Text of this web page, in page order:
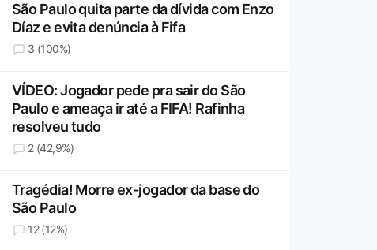
São Paulo quita parte da dívida com Enzo
Díaz e evita denúncia à Fifa
3 (100%)
VÍDEO: Jogador pede pra sair do São
Paulo e ameaça ir até a FIFA! Rafinha
resolveu tudo
2 (42,9%)
Tragédia! Morre ex-jogador da base do
São Paulo
12 (12%)